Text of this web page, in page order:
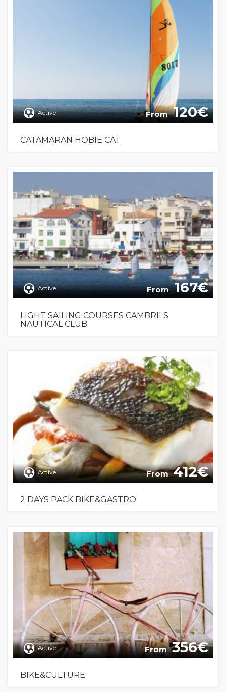
Active From 120
CATAMARAN HOBIE CAT
Active From 167
LIGHT SAILING COURSES CAMBRILS
NAUTICAL CLUB
Active From 412
2 DAYS PACK BIKE&GASTRO
Active From 356
BIKE&CULTURE